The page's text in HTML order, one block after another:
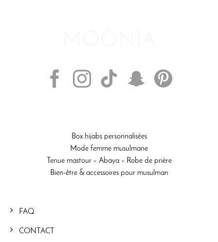
Box hijabs personnalisées
Mode femme musulmane
Tenue mastour – Abaya – Robe de prière
Bien-être & accessoires pour musulman
FAQ
CONTACT